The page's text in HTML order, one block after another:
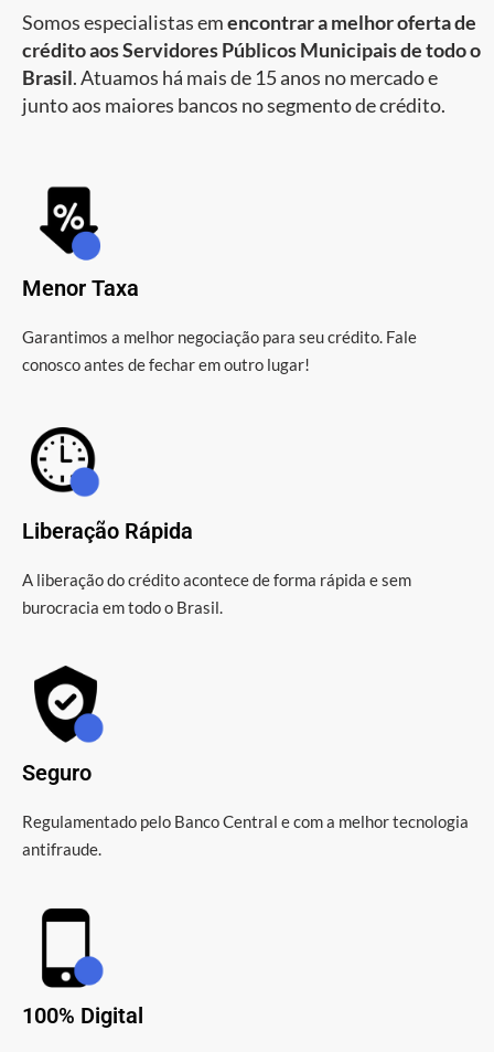
Somos especialistas emencontrar a melhor oferta de
crédito aos Servidores Públicos Municipais de todo o
Brasil. Atuamos há mais de 15 anos no mercado e
junto aos maiores bancos no segmento de crédito.
Menor Taxa
Garantimos a melhor negociação para seu crédito. Fale
conosco antes de fechar em outro lugar!
Liberação Rápida
A liberação do crédito acontece de forma rápida e sem
burocracia em todo o Brasil.
Seguro
Regulamentado pelo Banco Central e com a melhor tecnologia
antifraude.
100% Digital